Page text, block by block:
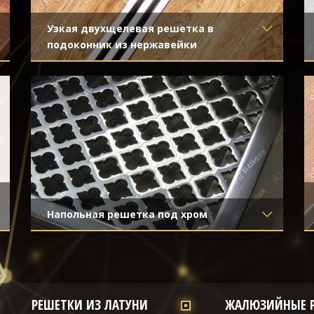
Узкая двухщелевая решетка в
подоконник из нержавейки
Материал- Нержавеющая сталь
Отделка- Полированная нержавейка
Напольная решетка под хром
Материал- Нержавеющая сталь
РЕШЕТКИ ИЗ ЛАТУНИ ЖАЛЮЗИЙНЫЕ